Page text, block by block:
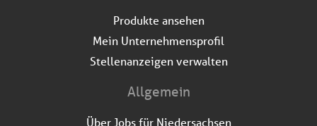
Produkte ansehen
Mein Unternehmensprofil
Stellenanzeigen verwalten
Allgemein
Über Jobs für Niedersachsen